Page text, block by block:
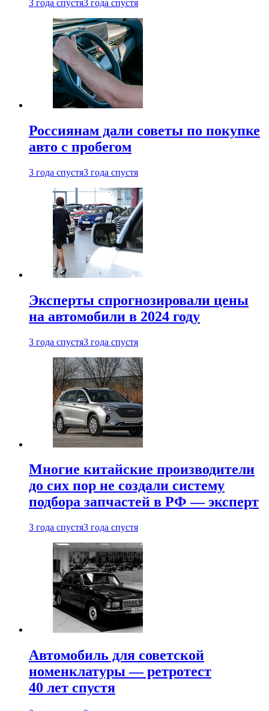
3 года спустя3 года спустя
Россиянам дали советы по покупке
авто с пробегом
3 года спустя3 года спустя
Эксперты спрогнозировали цены
на автомобили в 2024 году
3 года спустя3 года спустя
Многие китайские производители
до сих пор не создали систему
подбора запчастей в РФ — эксперт
3 года спустя3 года спустя
Автомобиль для советской
номенклатуры — ретротест
40 лет спустя